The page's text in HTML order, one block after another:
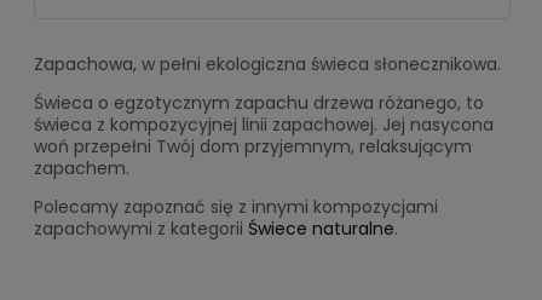
Zapachowa, w pełni ekologiczna świeca słonecznikowa.
Świeca o egzotycznym zapachu drzewa różanego, to
świeca z kompozycyjnej linii zapachowej. Jej nasycona
woń przepełni Twój dom przyjemnym, relaksującym
zapachem.
Polecamy zapoznać się z innymi kompozycjami
zapachowymi z kategorii Świece naturalne.